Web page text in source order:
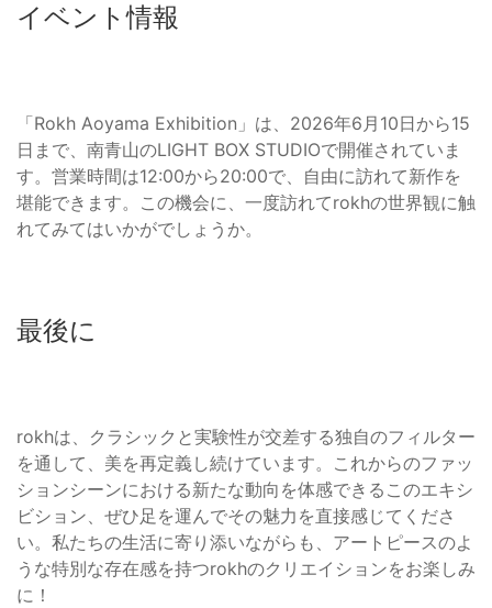
イベント情報
「Rokh Aoyama Exhibition」は、2026年6月10日から15
日まで、南青山のLIGHT BOX STUDIOで開催されていま
す。営業時間は12:00から20:00で、自由に訪れて新作を
堪能できます。この機会に、一度訪れてrokhの世界観に触
れてみてはいかがでしょうか。
最後に
rokhは、クラシックと実験性が交差する独自のフィルター
を通して、美を再定義し続けています。これからのファッ
ションシーンにおける新たな動向を体感できるこのエキシ
ビション、ぜひ足を運んでその魅力を直接感じてくださ
い。私たちの生活に寄り添いながらも、アートピースのよ
うな特別な存在感を持つrokhのクリエイションをお楽しみ
に！